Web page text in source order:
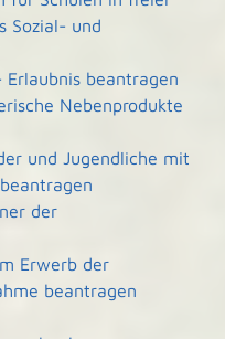
Sozial- und
beantragen
Nebenprodukte
und Jugendliche mit
der
Erwerb der
beantragen